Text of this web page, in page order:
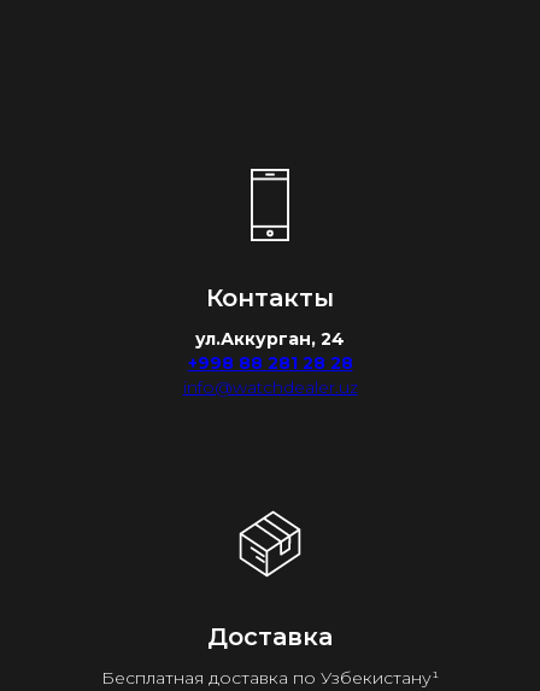
Контакты
ул.Аккурган, 24
+998 88 281 28 28
info@watchdealer.uz
Доставка
Бесплатная доставка по Узбекистану¹